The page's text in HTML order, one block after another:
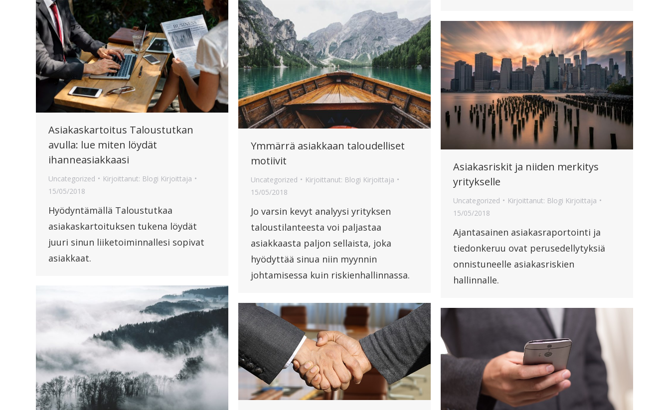
Asiakaskartoitus Taloustutkan
avulla: lue miten löydät
ihanneasiakkaasi
Uncategorized Kirjoittanut: Blogi Kirjoittaja
15/05/2018
Hyödyntämällä Taloustutkaa
asiakaskartoituksen tukena löydät
juuri sinun liiketoiminnallesi sopivat
asiakkaat.
Ymmärrä asiakkaan taloudelliset
motiivit
Uncategorized Kirjoittanut: Blogi Kirjoittaja
15/05/2018
Jo varsin kevyt analyysi yrityksen
taloustilanteesta voi paljastaa
asiakkaasta paljon sellaista, joka
hyödyttää sinua niin myynnin
johtamisessa kuin riskienhallinnassa.
Asiakasriskit ja niiden merkitys
yritykselle
Uncategorized Kirjoittanut: Blogi Kirjoittaja
15/05/2018
Ajantasainen asiakasraportointi ja
tiedonkeruu ovat perusedellytyksiä
onnistuneelle asiakasriskien
hallinnalle.